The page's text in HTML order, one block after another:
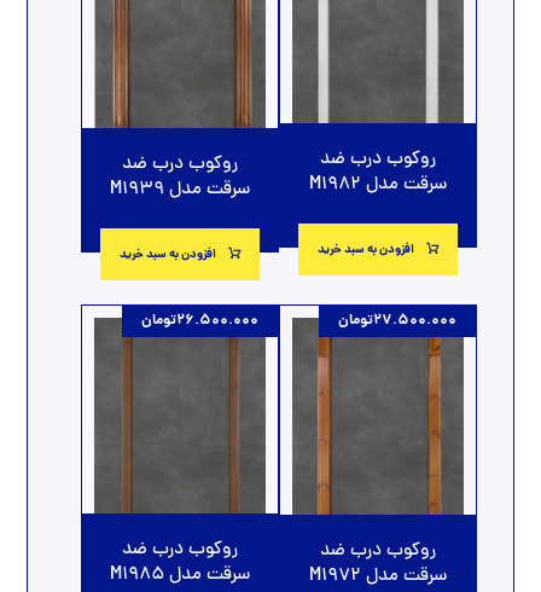
روکوب درب ضد
سرقت مدل M1982
افزودن به سبد خرید
روکوب درب ضد
سرقت مدل M1939
افزودن به سبد خرید
روکوب درب ضد
سرقت مدل M1972
27.500.000تومان
روکوب درب ضد
سرقت مدل M1985
26.500.000تومان